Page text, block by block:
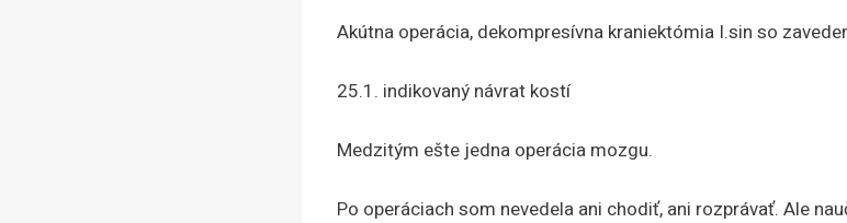
Akútna operácia, dekompresívna kraniektómia I.sin so
25.1. indikovaný návrat kostí
Medzitým ešte jedna operácia mozgu.
Po operáciach som nevedela ani chodiť, ani rozprávať. Ale